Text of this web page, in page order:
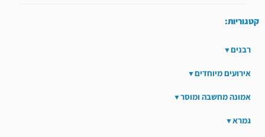
קטגוריות:
רבנים
אירועים מיוחדים
אמונה מחשבה ומוסר
גמרא